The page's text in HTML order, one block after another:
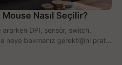
Nasıl Seçilir?
DPI, sensör, switch,
neye bakmanız gerektiğini pratik